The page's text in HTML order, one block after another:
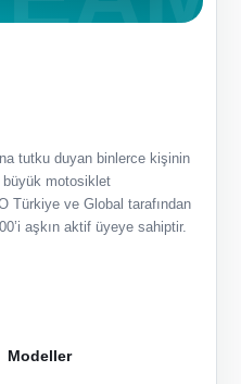
tutku duyan binlerce kişinin
büyük motosiklet
Türkiye ve Global tarafından
aşkın aktif üyeye sahiptir.
Modeller